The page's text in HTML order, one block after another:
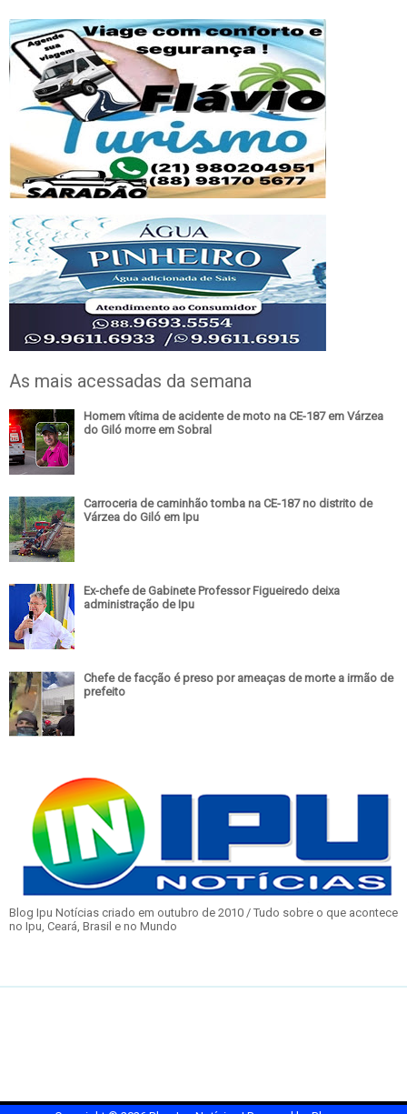
As mais acessadas da semana
Homem vítima de acidente de moto na CE-187 em Várzea
do Giló morre em Sobral
Carroceria de caminhão tomba na CE-187 no distrito de
Várzea do Giló em Ipu
Ex-chefe de Gabinete Professor Figueiredo deixa
administração de Ipu
Chefe de facção é preso por ameaças de morte a irmão de
prefeito
Blog Ipu Notícias criado em outubro de 2010 / Tudo sobre o que acontece
no Ipu, Ceará, Brasil e no Mundo